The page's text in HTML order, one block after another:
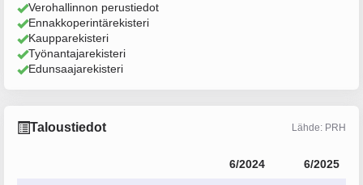
Verohallinnon perustiedot
Ennakkoperintärekisteri
Kaupparekisteri
Työnantajarekisteri
Edunsaajarekisteri
Taloustiedot Lähde: PRH
6/2024 6/2025